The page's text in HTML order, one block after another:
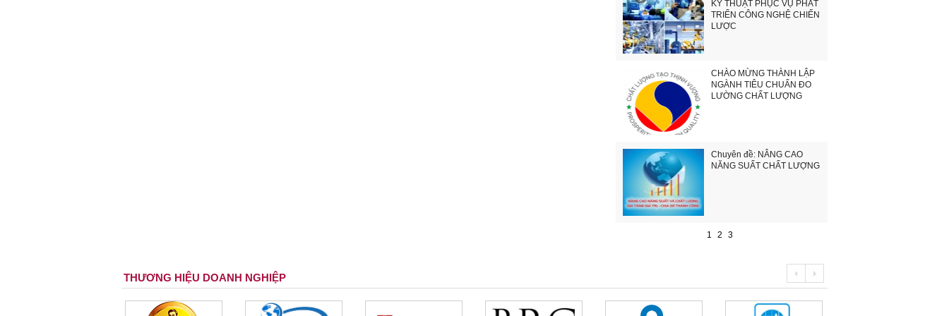
KỸ THUẬT PHỤC VỤ PHÁT
TRIỂN CÔNG NGHỆ CHIẾN
LƯỢC
CHÀO MỪNG THÀNH LẬP
NGÀNH TIÊU CHUẨN ĐO
LƯỜNG CHẤT LƯỢNG
Chuyên đề: NÂNG CAO
NĂNG SUẤT CHẤT LƯỢNG
1 2 3
THƯƠNG HIỆU DOANH NGHIỆP